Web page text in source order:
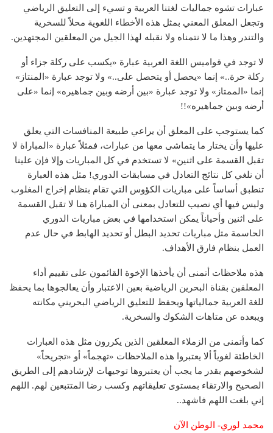
عبارات تشوه جماليات لغتنا العربية و تسيء إلى التعليق الرياضي
وتجعل المعلق المعني بمثل هذه الأخطاء اللغوية محلاً للسخرية
والتندر وهذا ما لا نتمناه ولا نقبله لهذا الجيل من المعلقين المجتهدين.
لا توجد في قواميس اللغة العربية عبارة «يكسب على ركلة جزاء أو
ركلة حرة..» إنما «يحصل أو يتحصل على..» ولا توجد عبارة «المنتاز»
إنما «الممتاز» ولا توجد عبارة «بين أرضه وبين جماهيره» إنما «على
أرضه وبين جماهيره»!!
كما يستوجب على المعلق أن يراعي طبيعة المنافسات التي يعلق
عليها وأن يختار ما يتماشى معها من عبارات، فمثلاً عبارة «المباراة لا
تقبل القسمة على اثنين» لا تستخدم في كل المباريات وإلا فإن علينا
أن نلغي كل نتائج التعادل في مسابقات الدوري! مثل هذه العبارة
تنطبق أساساً على مباريات الكؤوس التي تقام بنظام إخراج المغلوب
وليس فيها أي نصيب للتعادل بمعنى أن المباراة هنا لا تقبل القسمة
على اثنين وأحياناً يمكن استخدامها في بعض مباريات الدوري
الحاسمة مثل مباريات تحديد البطل أو تحديد الهابط في حال عدم
العمل بنظام فارق الأهداف.
هذه ملاحظات أتمنى أن يأخذها الإخوة القائمون على تقييم أداء
المعلقين بقناة البحرين الرياضية بعين الاعتبار وأن يعالجوها بما يحفظ
للغة العربية جمالياتها ويحفظ للتعليق الرياضي البحريني مكانته
ويبعده عن متاهات الشكوك والسخرية.
كما وأتمنى من الزملاء المعلقين الذين يكررون مثل هذه العبارات
الخاطئة لغوياً ألا يعتبروا هذه الملاحظات «تهجماً» أو «تجريحاً»
لشخوصهم بقدر ما يجب أن يعتبروها توجيهات لإرشادهم إلى الطريق
الصحيح والارتقاء بمستوى تعليقاتهم وكسب رضا المتتبعين لهم. اللهم
إني بلغت اللهم فاشهد..
محمد لوري- الوطن الآن